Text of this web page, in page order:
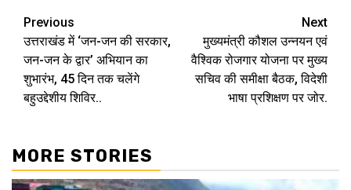
Continue
Reading
Previous
उत्तराखंड में ‘जन-जन की सरकार,
जन-जन के द्वार’ अभियान का
शुभारंभ, 45 दिन तक चलेंगे
बहुउद्देशीय शिविर..
Next
मुख्यमंत्री कौशल उन्नयन एवं
वैश्विक रोजगार योजना पर मुख्य
सचिव की समीक्षा बैठक, विदेशी
भाषा प्रशिक्षण पर जोर.
MORE STORIES